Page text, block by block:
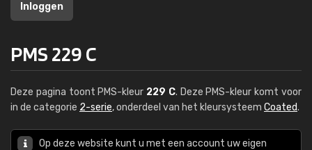
Inloggen
PMS 229 C
Deze pagina toont PMS-kleur 229 C. Deze PMS-kleur komt voor
in de categorie 2-serie, onderdeel van het kleursysteem Coated.
Op deze website kunt u met een account uw eigen